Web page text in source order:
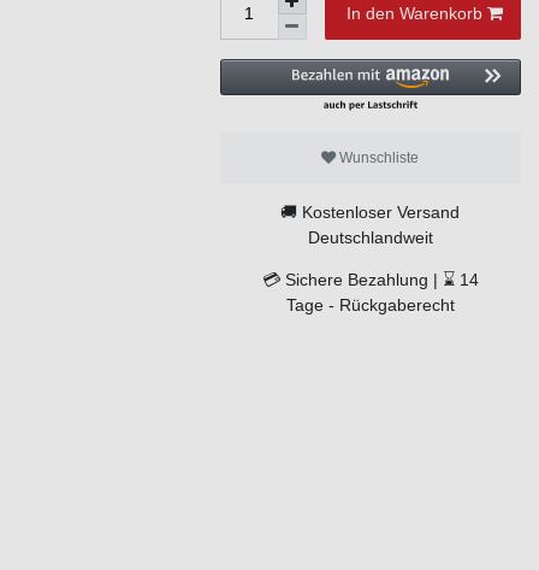
In den Warenkorb
Wunschliste
🚚 Kostenloser Versand
Deutschlandweit
💳 Sichere Bezahlung | ⌛ 14
Tage - Rückgaberecht